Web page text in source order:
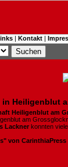
| Kontakt |
in Heiligenblut
Heiligenblut am
am
Lackner konnten
von CarinthiaPress